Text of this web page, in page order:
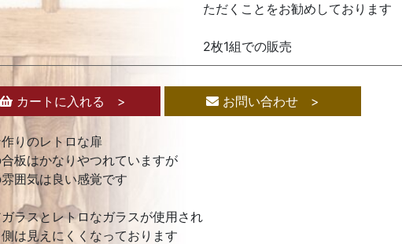
ただくことをお勧めしております
2枚1組での販売
カートに入れる > お問い合わせ >
りのレトロな扉
板はかなりやつれていますが
囲気は良い感覚です
ラスとレトロなガラスが使用され
は見えにくくなっております